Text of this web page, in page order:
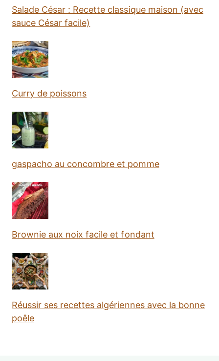
Salade César : Recette classique maison (avec
sauce César facile)
Curry de poissons
gaspacho au concombre et pomme
Brownie aux noix facile et fondant
Réussir ses recettes algériennes avec la bonne
poêle